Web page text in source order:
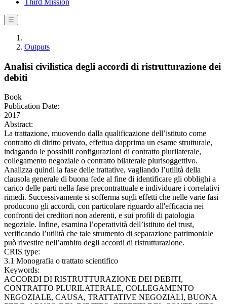
Third Mission
☰
Outputs
Analisi civilistica degli accordi di ristrutturazione dei
debiti
Book
Publication Date:
2017
Abstract:
La trattazione, muovendo dalla qualificazione dell’istituto come
contratto di diritto privato, effettua dapprima un esame strutturale,
indagando le possibili configurazioni di contratto plurilaterale,
collegamento negoziale o contratto bilaterale plurisoggettivo.
Analizza quindi la fase delle trattative, vagliando l’utilità della
clausola generale di buona fede al fine di identificare gli obblighi a
carico delle parti nella fase precontrattuale e individuare i correlativi
rimedi. Successivamente si sofferma sugli effetti che nelle varie fasi
producono gli accordi, con particolare riguardo all'efficacia nei
confronti dei creditori non aderenti, e sui profili di patologia
negoziale. Infine, esamina l’operatività dell’istituto del trust,
verificando l’utilità che tale strumento di separazione patrimoniale
può rivestire nell’ambito degli accordi di ristrutturazione.
CRIS type:
3.1 Monografia o trattato scientifico
Keywords:
ACCORDI DI RISTRUTTURAZIONE DEI DEBITI,
CONTRATTO PLURILATERALE, COLLEGAMENTO
NEGOZIALE, CAUSA, TRATTATIVE NEGOZIALI, BUONA